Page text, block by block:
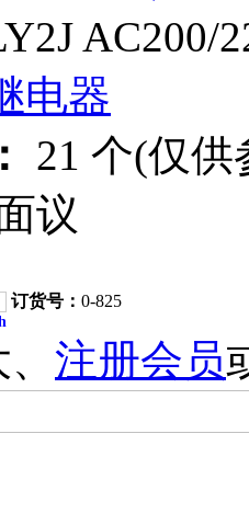
AC200/
电器
21 个(仅供
议
订货号： 0-825
注册会员